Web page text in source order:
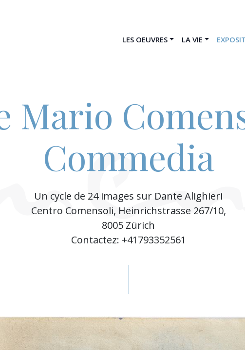
LES OEUVRES LA VIE
Mario
Commedia
Un cycle de 24 images sur Dante Alighieri
Centro Comensoli, Heinrichstrasse 267/10,
8005 Zürich
Contactez: +41793352561